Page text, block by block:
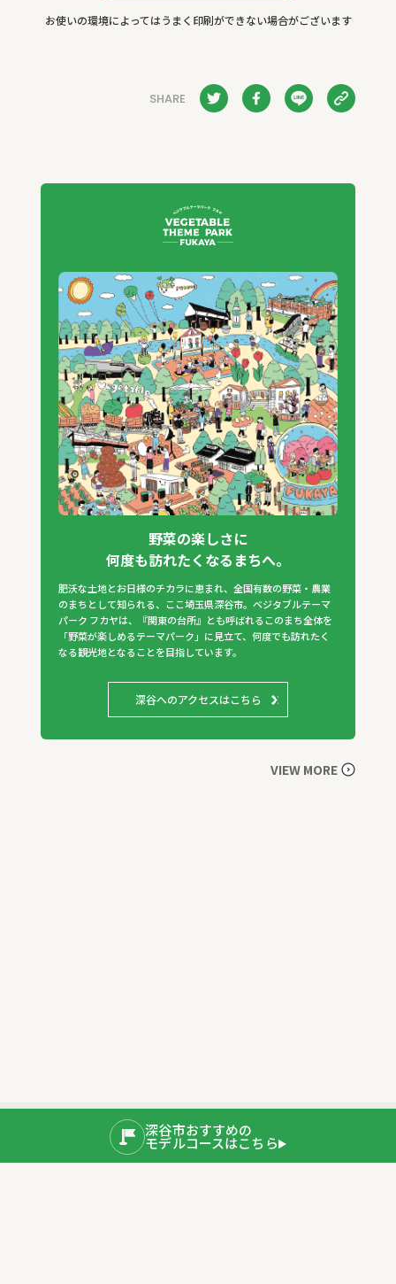
お使いの環境によってはうまく印刷ができない場合がございます
SHARE
野菜の楽しさに
何度も訪れたくなるまちへ。
肥沃な土地とお日様のチカラに恵まれ、全国有数の野菜・農業
のまちとして知られる、ここ埼玉県深谷市。ベジタブルテーマ
パーク フカヤは、『関東の台所』とも呼ばれるこのまち全体を
「野菜が楽しめるテーマパーク」に見立て、何度でも訪れたく
なる観光地となることを目指しています。
深谷へのアクセスはこちら
VIEW MORE
深谷市おすすめの
モデルコースはこちら